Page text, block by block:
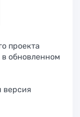
проекта
обновленном
версия